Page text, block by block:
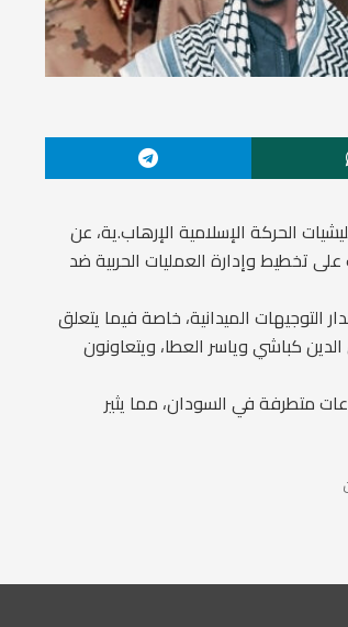
الحركة الإسلامية الإرهاب.ية، عن
تخطيط وإدارة العمليات الحربية ضد
التوجيهات الميدانية، خاصة فيما يتعلق
كباشي وياسر العطا، ويتعاونون
متطرفة في السودان، مما يثير